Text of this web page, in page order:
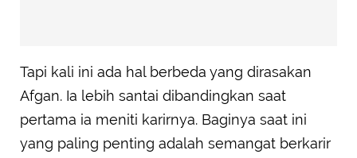
Tapi kali ini ada hal berbeda yang dirasakan
Afgan. Ia lebih santai dibandingkan saat
pertama ia meniti karirnya. Baginya saat ini
yang paling penting adalah semangat berkarir